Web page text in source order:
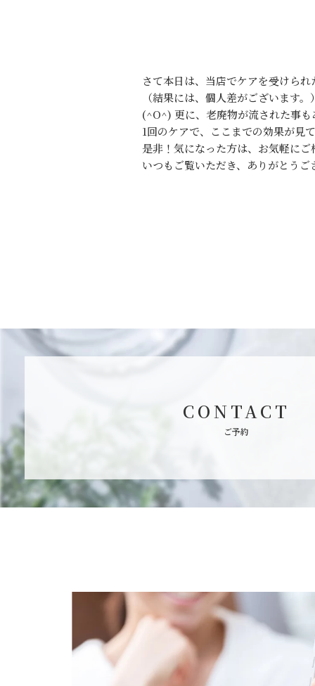
さて本日は、当店でケアを受けら
（結果には、個人差がございます
(^O^) 更に、老廃物が流された事
1回のケアで、ここまでの効果が見
是非！気になった方は、お気軽に
いつもご覧いただき、ありがとうご
CONTACT
ご予約